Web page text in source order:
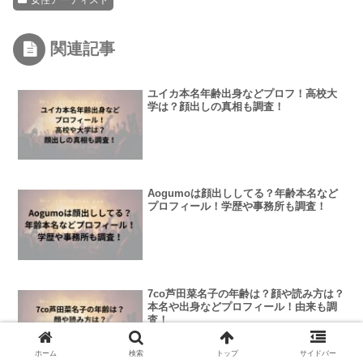
関連記事
ユイカ本名年齢出身などプロフ！高校大
学は？顔出しの真相も調査！
Aogumoは顔出ししてる？年齢本名など
プロフィール！学歴や事務所も調査！
7co芦田菜名子の年齢は？顔や読み方は？
本名や出身などプロフィール！由来も調
査！
ホーム 検索 トップ サイドバー